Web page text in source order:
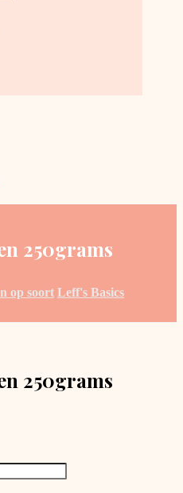
250grams
op soort Leff's Basics
250grams